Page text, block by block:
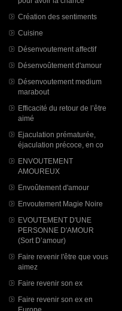
Création des sentiments
Cuisine
Désenvoutement affectif
Désenvoûtement d'amour
Désenvoutement medium
marabout
Efficacité du retour de l’être
aimé
Ejaculation prématurée,
éjaculation précoce, en co
ENVOUTEMENT
AMOUREUX
Envoûtement d'amour
Envoutement Magie Noire
EVOUTEMENT D'UNE
PERSONNE D'AMOUR
(Sort D’amour)
Faire revenir l'être que vous
aimez
Faire revenir son ex
Faire revenir son ex en
Europe